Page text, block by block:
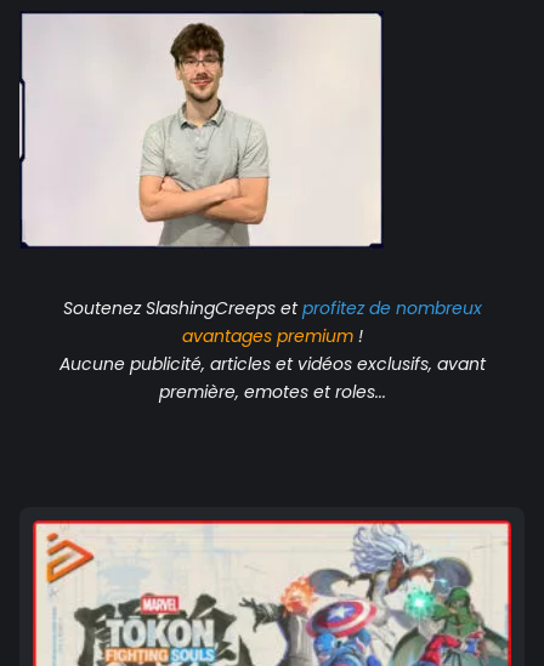
Soutenez SlashingCreeps etprofitez de nombreux
avantagespremium!
Aucune publicité, articles et vidéos exclusifs, avant
première, emotes et roles...